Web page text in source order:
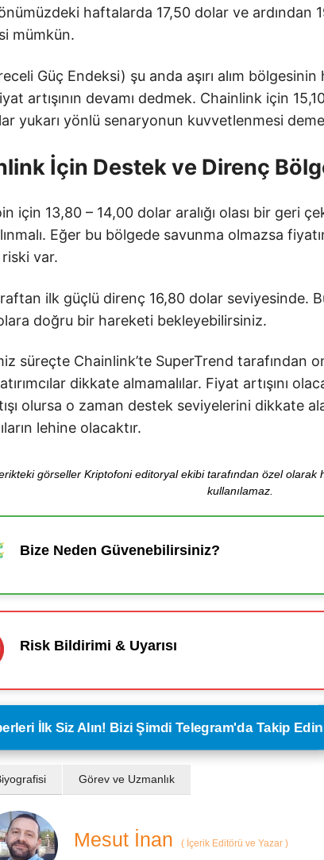
haftalarda 17,50 dolar ve ardından
mümkün.
Güç Endeksi) şu anda aşırı alım bölgesinin
artışının devamı dedmek. Chainlink için
yukarı yönlü senaryonun kuvvetlenmesi
İçin Destek ve Direnç
için 13,80 – 14,00 dolar aralığı olası bir geri
Eğer bu bölgede savunma olmazsa
var.
ilk güçlü direnç 16,80 dolar seviyesinde.
doğru bir hareketi bekleyebilirsiniz.
süreçte Chainlink’te SuperTrend tarafından
dikkate almamalılar. Fiyat artışını
olursa o zaman destek seviyelerini dikkate
lehine olacaktır.
görseller Kriptofoni editoryal ekibi tarafından özel olarak
kullanılamaz.
Bize Neden Güvenebilirsiniz?
Risk Bildirimi & Uyarısı
İlk Siz Alın! Bizi Şimdi Telegram'da Takip Edin!
Görev ve Uzmanlık
Mesut İnan ( İçerik Editörü ve Yazar )